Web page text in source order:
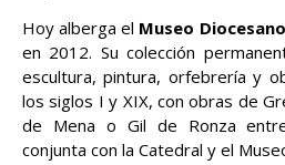
Hoy alberga el Museo
en 2012. Su colección
escultura, pintura, orfebrería y
los siglos I y XIX, con obras de
de Mena o Gil de Ronza
conjunta con la Catedral y el